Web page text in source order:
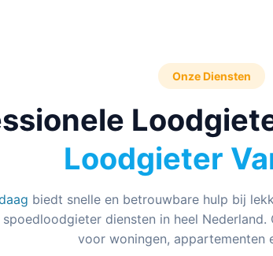
Onze Diensten
Loodgieter
biedt snelle en betrouwbare hulp bij
diensten in heel
voor woningen, appartementen